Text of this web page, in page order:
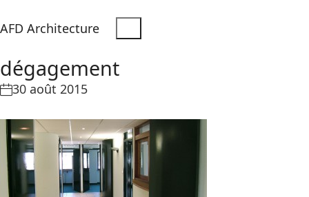
AFD Architecture
dégagement
30 août 2015